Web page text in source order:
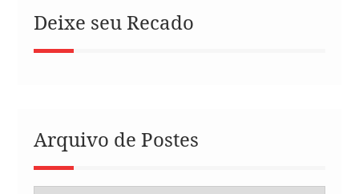
Deixe seu Recado
Arquivo de Postes